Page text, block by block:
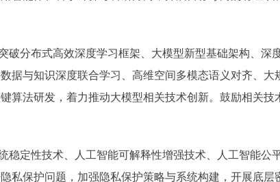
分布式高效深度学习框架、大模型新型基础架构、深
据与知识深度联合学习、高维空间多模态语义对齐、大
算法研发，着力推动大模型相关技术创新。鼓励相关技
定性技术、人工智能可解释性增强技术、人工智能公
私保护问题，加强隐私保护策略与系统构建，开展底层